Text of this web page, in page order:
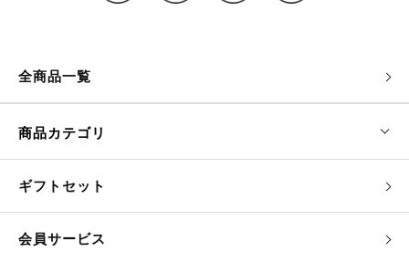
全商品一覧
商品カテゴリ
ギフトセット
会員サービス